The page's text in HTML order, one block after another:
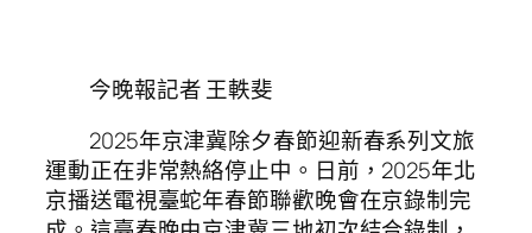
今晚報記者 王軼斐
2025年京津冀除夕春節迎新春系列文旅
運動正在非常熱絡停止中。日前，2025年北
京播送電視臺蛇年春節聯歡晚會在京錄制完